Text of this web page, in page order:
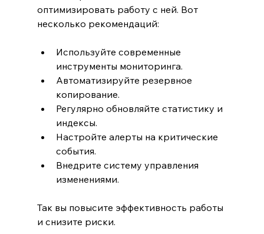
оптимизировать работу с ней. Вот
несколько рекомендаций:
Используйте современные
инструменты мониторинга.
Автоматизируйте резервное
копирование.
Регулярно обновляйте статистику и
индексы.
Настройте алерты на критические
события.
Внедрите систему управления
изменениями.
Так вы повысите эффективность работы
и снизите риски.